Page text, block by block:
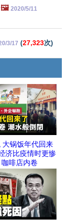
🖼️ 2020/5/11
3/17 (27,323次)
大锅饭年代回来
济比疫情时更惨
啡店内卷